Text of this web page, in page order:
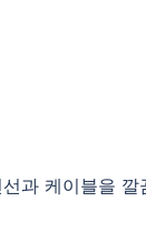
과 케이블을